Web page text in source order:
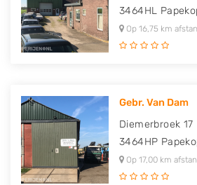
3464HL
Op 16,75 km
Gebr. Van Dam
Diemerbroek 17
3464HP
Op 17,00 km